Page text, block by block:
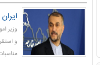
وزیر
و